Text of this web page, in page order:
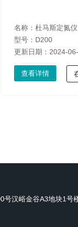
名称： 杜马斯定氮仪
型号：D200
更新日期：2024-
查看详情
号汉峪金谷A3地块1号